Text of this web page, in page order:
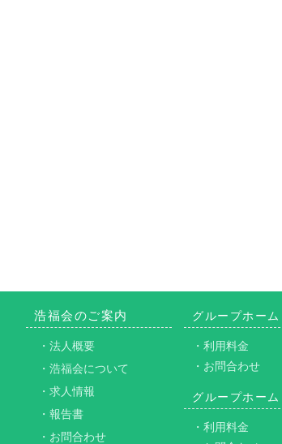
浩福会のご案内
・法人概要
・浩福会について
・求人情報
・報告書
・お問合わせ
グループホーム
・利用料金
・お問合わせ
グループホーム
・利用料金